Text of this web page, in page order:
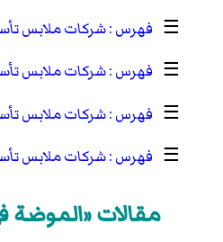
☰
شركات ملابس
☰
شركات ملابس
☰
شركات ملابس
☰
شركات ملابس
مقالات «الموضة في